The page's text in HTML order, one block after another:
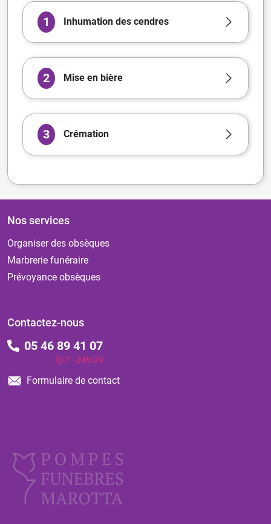
1 Inhumation des cendres
2 Mise en bière
3 Crémation
Nos services
Organiser des obsèques
Marbrerie funéraire
Prévoyance obsèques
Contactez-nous
05 46 89 41 07
7j/7 - 24h/24
Formulaire de contact